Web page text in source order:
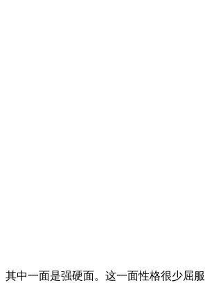
其中一面是强硬面。这一面性格很少屈